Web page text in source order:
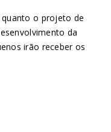
quanto o projeto de
da
irão receber os